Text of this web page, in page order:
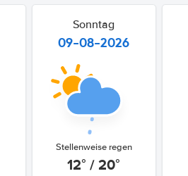
Sonntag
09-08-2026
Stellenweise regen
12° / 20°